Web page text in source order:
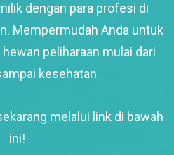
dengan para profesi di
Mempermudah Anda untuk
peliharaan mulai dari
kesehatan.
melalui link di bawah
ini!